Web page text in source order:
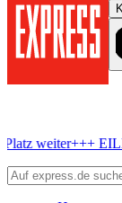
EILMELDUNG